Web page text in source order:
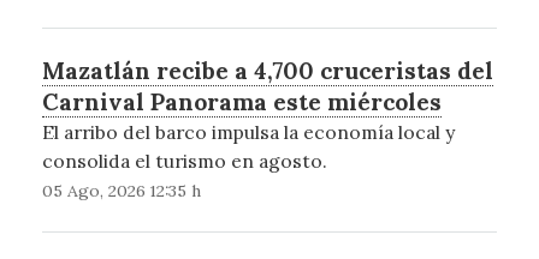
Mazatlán recibe a 4,700 cruceristas del
Carnival Panorama este miércoles
El arribo del barco impulsa la economía local y
consolida el turismo en agosto.
05 Ago, 2026 12:35 h